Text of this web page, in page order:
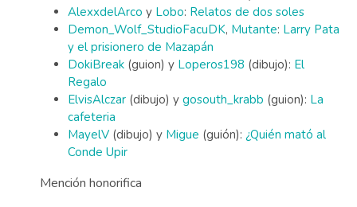
AlexxdelArco y Lobo: Relatos de dos soles
Demon_Wolf_StudioFacuDK, Mutante: Larry Pata
y el prisionero de Mazapán
DokiBreak (guion) y Loperos198 (dibujo): El
Regalo
ElvisAlczar (dibujo) y gosouth_krabb (guion): La
cafeteria
MayelV (dibujo) y Migue (guión): ¿Quién mató al
Conde Upir
Mención honorifica